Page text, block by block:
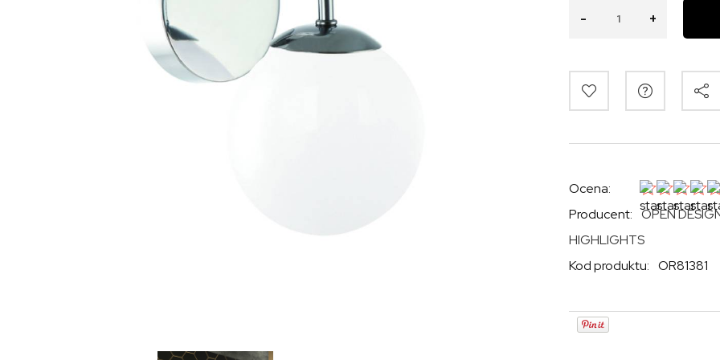
- +
Ocena:
Producent: OPEN
HIGHLIGHTS
Kod produktu: OR81381